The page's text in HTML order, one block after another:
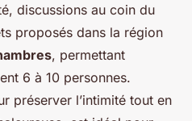
discussions au coin du
proposés dans la région
, permettant
6 à 10 personnes.
préserver l’intimité tout en